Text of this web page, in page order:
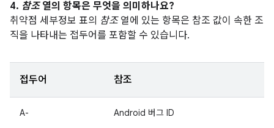
4. 참조열의 항목은 무엇을 의미하나요?
취약점 세부정보 표의 참조열에 있는 항목은 참조 값이 속한 조
직을 나타내는 접두어를 포함할 수 있습니다.
접두어 참조
A- Android 버그 ID